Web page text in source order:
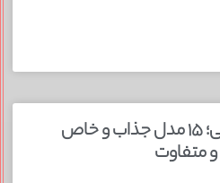
پیراهن لاکچری مجلسی؛ ۱۵ مدل جذاب و خاص
متفاوت